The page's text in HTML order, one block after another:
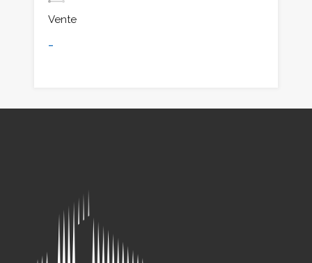
Vente
-